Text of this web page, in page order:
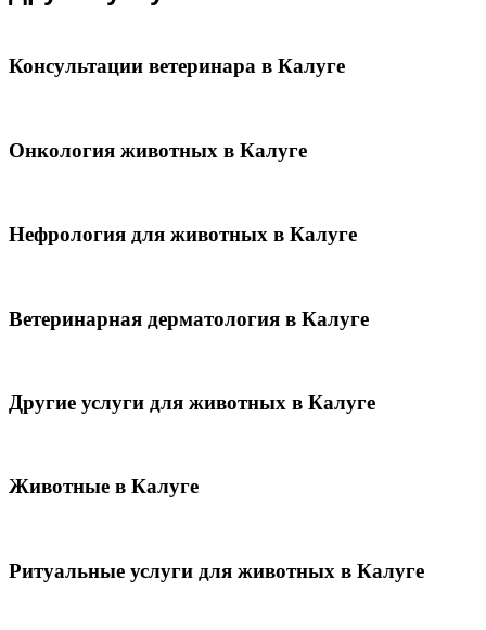
Консультации ветеринара в Калуге
Онкология животных в Калуге
Нефрология для животных в Калуге
Ветеринарная дерматология в Калуге
Другие услуги для животных в Калуге
Животные в Калуге
Ритуальные услуги для животных в Калуге